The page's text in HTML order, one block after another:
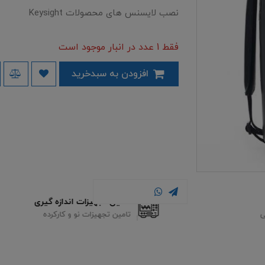
نصب لایسنس های محصولات Keysight
فقط 1 عدد در انبار موجود است
تامین تجهیزات اندازه گیری
تامین تجهیزات نو و کارکرده